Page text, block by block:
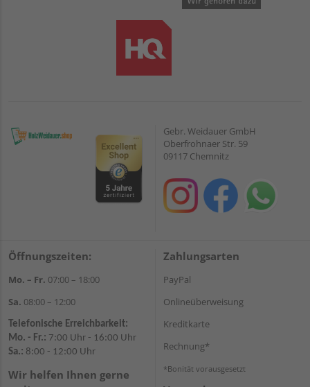
Gebr. Weidauer GmbH
Oberfrohnaer Str. 59
09117 Chemnitz
Öffnungszeiten:
Mo. – Fr. 07:00 – 18:00
Sa. 08:00 – 12:00
Telefonische Erreichbarkeit:
Mo. - Fr.: 7:00 Uhr - 16:00 Uhr
Sa.: 8:00 - 12:00 Uhr
Wir helfen Ihnen gerne
Zahlungsarten
PayPal
Onlineüberweisung
Kreditkarte
Rechnung*
*Bonität vorausgesetzt